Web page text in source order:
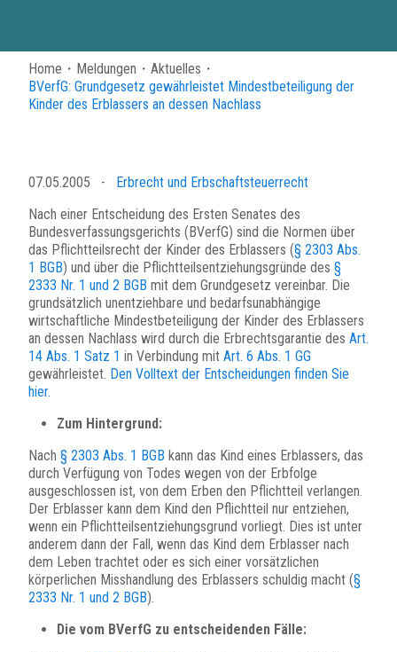
Home ・ Meldungen ・ Aktuelles ・
BVerfG: Grundgesetz gewährleistet Mindestbeteiligung der
Kinder des Erblassers an dessen Nachlass
07.05.2005 -
Erbrecht und Erbschaftsteuerrecht
Nach einer Entscheidung des Ersten Senates des
Bundesverfassungsgerichts (BVerfG) sind die Normen über
das Pflichtteilsrecht der Kinder des Erblassers (§ 2303 Abs.
1 BGB) und über die Pflichtteilsentziehungsgründe des §
2333 Nr. 1 und 2 BGB mit dem Grundgesetz vereinbar. Die
grundsätzlich unentziehbare und bedarfsunabhängige
wirtschaftliche Mindestbeteiligung der Kinder des Erblassers
an dessen Nachlass wird durch die Erbrechtsgarantie des Art.
14 Abs. 1 Satz 1 in Verbindung mit Art. 6 Abs. 1 GG
gewährleistet. Den Volltext der Entscheidungen finden Sie
hier.
Zum Hintergrund:
Nach § 2303 Abs. 1 BGB kann das Kind eines Erblassers, das
durch Verfügung von Todes wegen von der Erbfolge
ausgeschlossen ist, von dem Erben den Pflichtteil verlangen.
Der Erblasser kann dem Kind den Pflichtteil nur entziehen,
wenn ein Pflichtteilsentziehungsgrund vorliegt. Dies ist unter
anderem dann der Fall, wenn das Kind dem Erblasser nach
dem Leben trachtet oder es sich einer vorsätzlichen
körperlichen Misshandlung des Erblassers schuldig macht (§
2333 Nr. 1 und 2 BGB).
Die vom BVerfG zu entscheidenden Fälle: